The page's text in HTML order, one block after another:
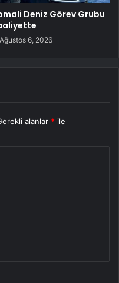
Deniz Görev Grubu
Ağustos 6, 2026
alanlar * ile